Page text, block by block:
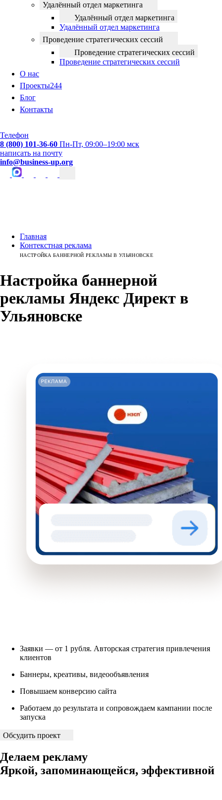
Удалённый отдел маркетинга
Удалённый отдел маркетинга
Удалённый отдел маркетинга
Проведение стратегических сессий
Проведение стратегических сессий
Проведение стратегических сессий
О нас
Проекты244
Блог
Контакты
Телефон
8 (800) 101-36-60 Пн-Пт, 09:00–19:00 мск
написать на почту
info@business-up.org
Главная
Контекстная реклама
НАСТРОЙКА БАННЕРНОЙ РЕКЛАМЫ В УЛЬЯНОВСКЕ
Настройка баннерной
рекламы Яндекс Директ в
Ульяновске
Заявки — от 1 рубля. Авторская стратегия привлечения
клиентов
Баннеры, креативы, видеообъявления
Повышаем конверсию сайта
Работаем до результата и сопровождаем кампании после
запуска
Обсудить проект
Делаем рекламу
Яркой, запоминающейся, эффективной